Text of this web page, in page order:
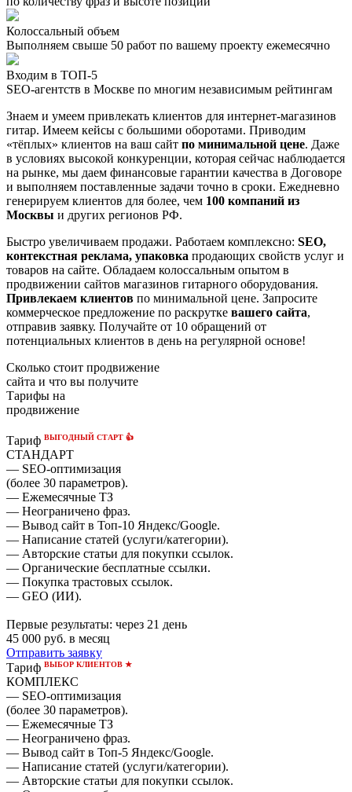
Колоссальный объем
Выполняем свыше 50 работ по вашему проекту ежемесячно
Входим в ТОП-5
SEO-агентств в Москве по многим независимым рейтингам
Знаем и умеем привлекать клиентов для интернет-магазинов
гитар. Имеем кейсы с большими оборотами. Приводим
«тёплых» клиентов на ваш сайт по минимальной цене. Даже
в условиях высокой конкуренции, которая сейчас наблюдается
на рынке, мы даем финансовые гарантии качества в Договоре
и выполняем поставленные задачи точно в сроки. Ежедневно
генерируем клиентов для более, чем 100 компаний из
Москвы и других регионов РФ.
Быстро увеличиваем продажи. Работаем комплексно: SEO,
контекстная реклама, упаковка продающих свойств услуг и
товаров на сайте. Обладаем колоссальным опытом в
продвижении сайтов магазинов гитарного оборудования.
Привлекаем клиентов по минимальной цене. Запросите
коммерческое предложение по раскрутке вашего сайта,
отправив заявку. Получайте от 10 обращений от
потенциальных клиентов в день на регулярной основе!
Сколько стоит продвижение
сайта и что вы получите
Тарифы на
продвижение
Тариф ВЫГОДНЫЙ СТАРТ 👍
СТАНДАРТ
— SEO-оптимизация
(более 30 параметров).
— Ежемесячные ТЗ
— Неограничено фраз.
— Вывод сайт в Топ-10 Яндекс/Google.
— Написание статей (услуги/категории).
— Авторские статьи для покупки ссылок.
— Органические бесплатные ссылки.
— Покупка трастовых ссылок.
— GEO (ИИ).
Первые результаты: через 21 день
45 000 руб. в месяц
Отправить заявку
Тариф ВЫБОР КЛИЕНТОВ ★
КОМПЛЕКС
— SEO-оптимизация
(более 30 параметров).
— Ежемесячные ТЗ
— Неограничено фраз.
— Вывод сайт в Топ-5 Яндекс/Google.
— Написание статей (услуги/категории).
— Авторские статьи для покупки ссылок.